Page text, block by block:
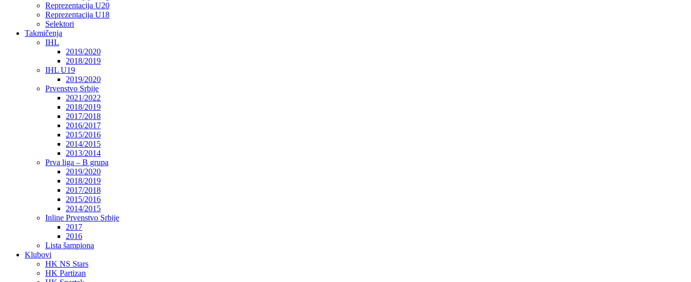
Reprezentacija U20
Reprezentacija U18
Selektori
Takmičenja
IHL
2019/2020
2018/2019
IHL U19
2019/2020
Prvenstvo Srbije
2021/2022
2018/2019
2017/2018
2016/2017
2015/2016
2014/2015
2013/2014
Prva liga – B grupa
2019/2020
2018/2019
2017/2018
2015/2016
2014/2015
Inline Prvenstvo Srbije
2017
2016
Lista šampiona
Klubovi
HK NS Stars
HK Partizan